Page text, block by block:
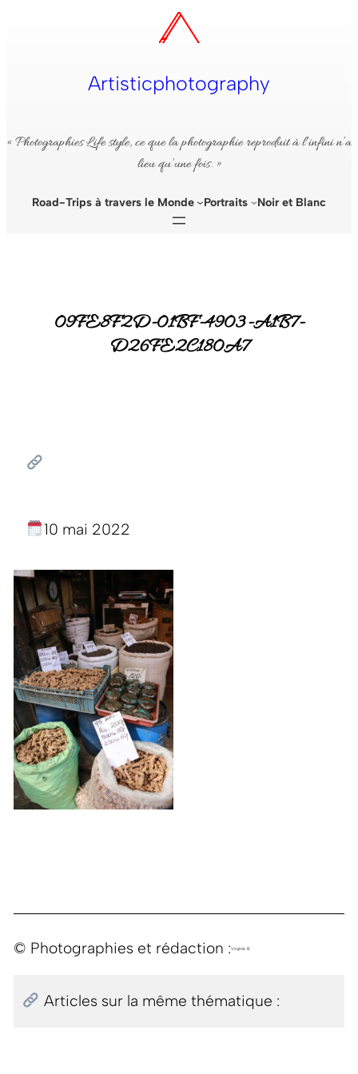
Artisticphotography
« Photographies Life style, ce que la photographie reproduit à l’infini n’a
lieu qu’une fois. »
Road-Trips à travers le Monde Portraits Noir et Blanc
09FE8F2D-01BF-4903-A1B7-
D26FE2C180A7
10 mai 2022
© Photographies et rédaction :Virginie B.
Articles sur la même thématique :